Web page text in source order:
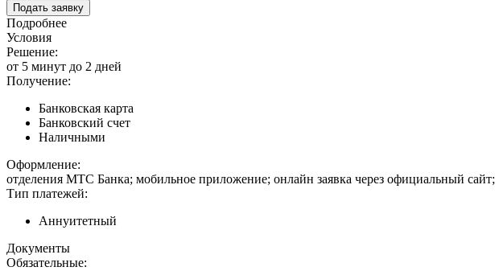
Подать заявку
Подробнее
Условия
Решение:
от 5 минут до 2 дней
Получение:
Банковская карта
Банковский счет
Наличными
Оформление:
отделения МТС Банка; мобильное приложение; онлайн заявка через официальный сайт;
Тип платежей:
Аннуитетный
Документы
Обязательные: